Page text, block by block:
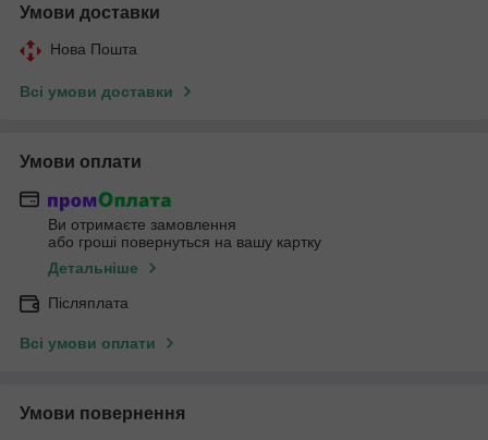
Умови доставки
Нова Пошта
Всі умови доставки
Умови оплати
Ви отримаєте замовлення
або гроші повернуться на вашу картку
Детальніше
Післяплата
Всі умови оплати
Умови повернення